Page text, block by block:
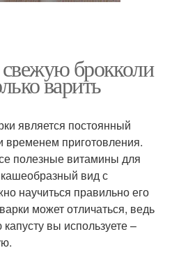
брокколи
варить
является постоянный
временем приготовления.
полезные витамины для
вид с
научиться правильно его
может отличаться, ведь
капусту вы используете –